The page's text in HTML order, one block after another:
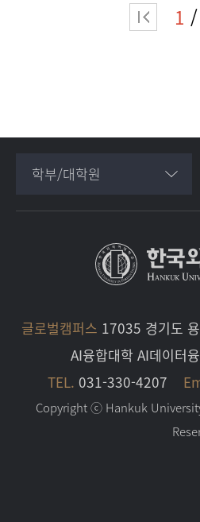
1
학부/대학원
글로벌캠퍼스 17035 경기도
AI융합대학 AI데이터
TEL. 031-330-4207
Copyright ⓒ Hankuk